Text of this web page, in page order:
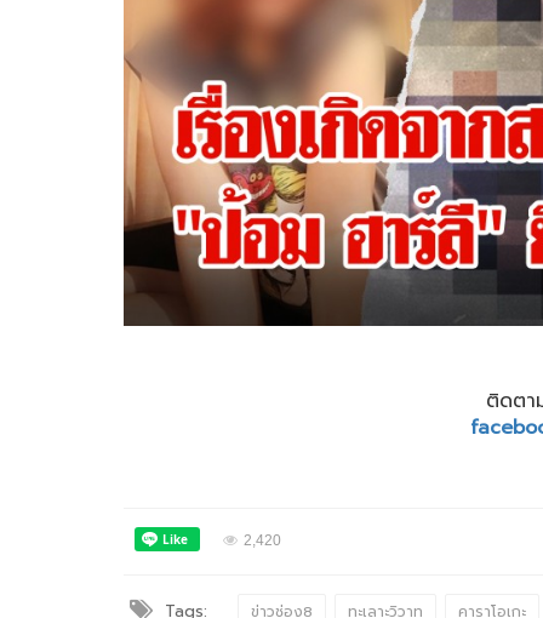
ติดตา
2,420
Tags: ข่าวช่อง8 ทะเลาะวิวาท คาราโอเกะ